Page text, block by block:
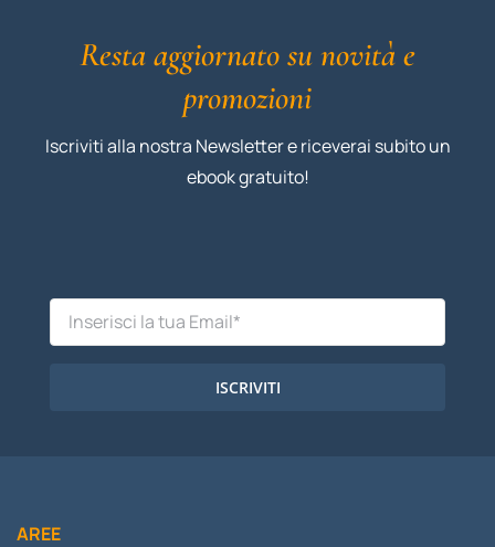
Resta aggiornato su novità e
promozioni
Iscriviti alla nostra Newsletter e riceverai subito un
ebook gratuito!
ISCRIVITI
AREE